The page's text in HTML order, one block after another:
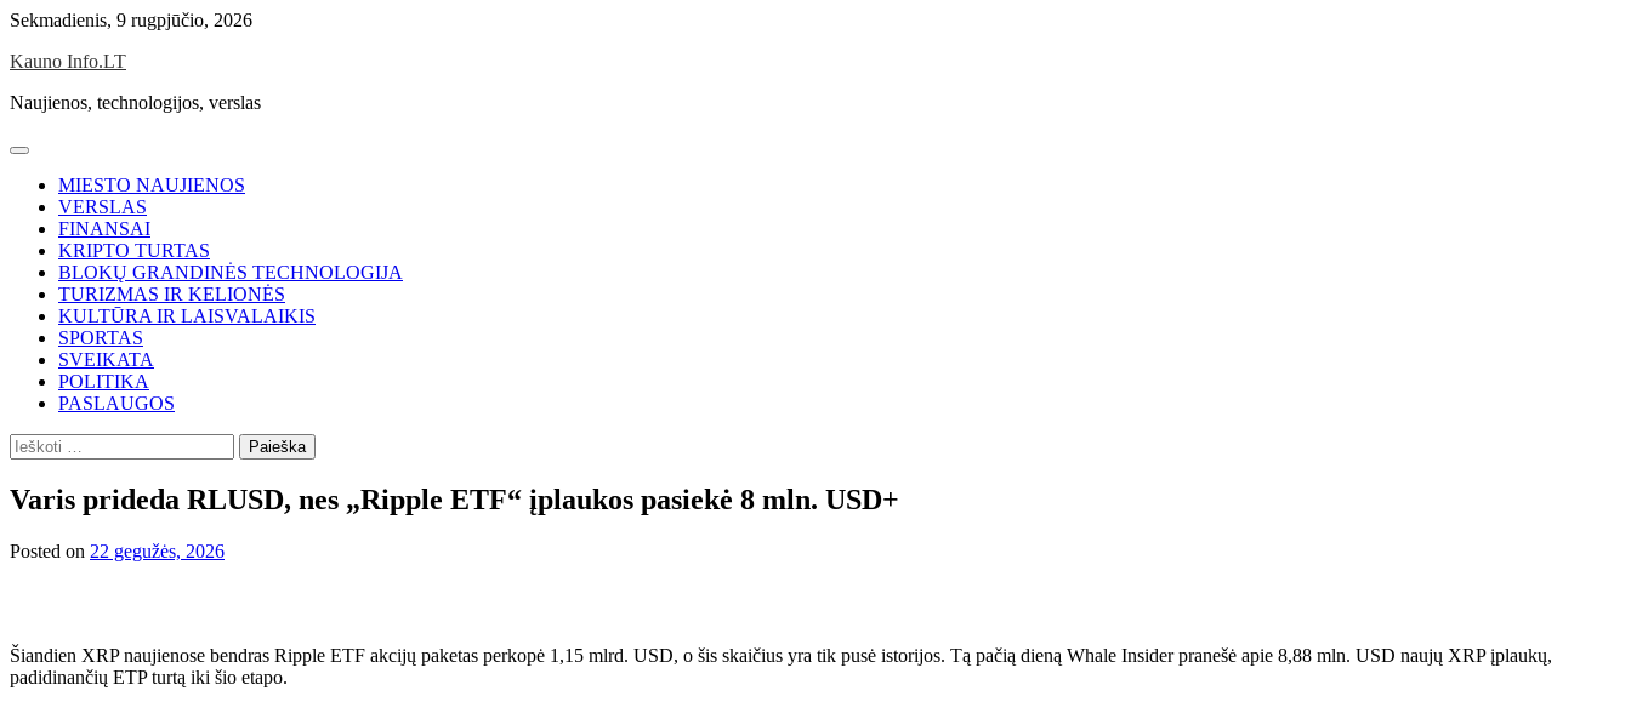
Skip
content
Sekmadienis, 9 rugpjūčio, 2026
Kauno Info.LT
Naujienos, technologijos, verslas
MIESTO NAUJIENOS
VERSLAS
FINANSAI
KRIPTO TURTAS
BLOKŲ GRANDINĖS TECHNOLOGIJA
TURIZMAS IR KELIONĖS
KULTŪRA IR LAISVALAIKIS
SPORTAS
SVEIKATA
POLITIKA
PASLAUGOS
Ieškoti:
Varis prideda RLUSD, nes „Ripple ETF“ įplaukos pasiekė 8 mln. USD+
Posted on 22 gegužės, 2026
Šiandien XRP naujienose bendras Ripple ETF akcijų paketas perkopė 1,15 mlrd. USD, o šis skaičius yra tik pusė istorijos. Tą pačią dieną Whale Insider pranešė apie 8,88 mln. USD naujų XRP įplaukų,
padidinančių ETP turtą iki šio etapo.